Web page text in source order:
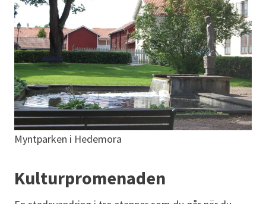
Myntparken i Hedemora
Kulturpromenaden